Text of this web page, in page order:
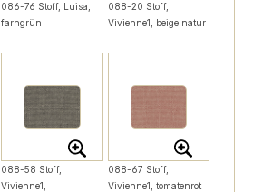
086-76 Stoff, Luisa,
farngrün
088-20 Stoff,
Vivienne1, beige natur
088-58 Stoff,
Vivienne1,
088-67 Stoff,
Vivienne1, tomatenrot